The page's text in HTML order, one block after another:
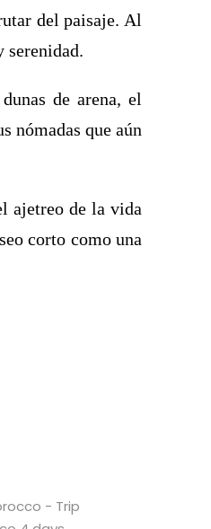
del paisaje. Al
serenidad.
de arena, el
nómadas que aún
ajetreo de la vida
corto como una